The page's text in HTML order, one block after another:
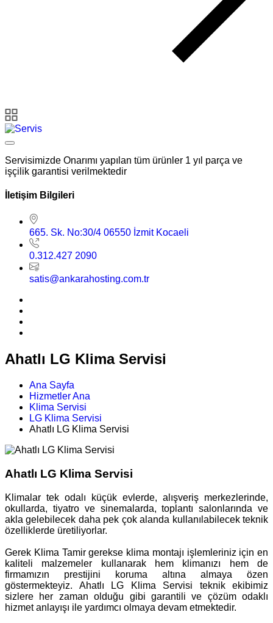
Servisimizde Onarımı yapılan tüm ürünler 1 yıl parça ve
işçilik garantisi verilmektedir
İletişim Bilgileri
665. Sk. No:30/4 06550 İzmit Kocaeli
0.312.427 2090
satis@ankarahosting.com.tr
Ahatlı LG Klima Servisi
Ana Sayfa
Hizmetler Ana
Klima Servisi
LG Klima Servisi
Ahatlı LG Klima Servisi
Ahatlı LG Klima Servisi
Klimalar tek odalı küçük evlerde, alışveriş merkezlerinde,
okullarda, tiyatro ve sinemalarda, toplantı salonlarında ve
akla gelebilecek daha pek çok alanda kullanılabilecek teknik
özelliklerde üretiliyorlar.
Gerek Klima Tamir gerekse klima montajı işlemleriniz için en
kaliteli malzemeler kullanarak hem klimanızı hem de
firmamızın prestijini koruma altına almaya özen
göstermekteyiz. Ahatlı LG Klima Servisi teknik ekibimiz
sizlere her zaman olduğu gibi garantili ve çözüm odaklı
hizmet anlayışı ile yardımcı olmaya devam etmektedir.